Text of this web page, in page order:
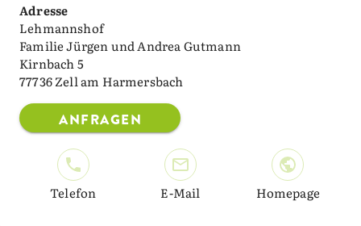
Adresse
Lehmannshof
Familie Jürgen und Andrea Gutmann
Kirnbach 5
77736 Zell am Harmersbach
ANFRAGEN
Telefon E-Mail Homepage